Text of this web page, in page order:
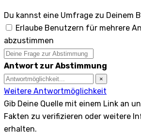
Du kannst eine Umfrage zu Deinem
Erlaube Benutzern für mehrere
abzustimmen
Antwort zur Abstimmung
×
Weitere Antwortmöglichkeit
Gib Deine Quelle mit einem Link an
Fakten zu verifizieren oder weitere
erhalten.